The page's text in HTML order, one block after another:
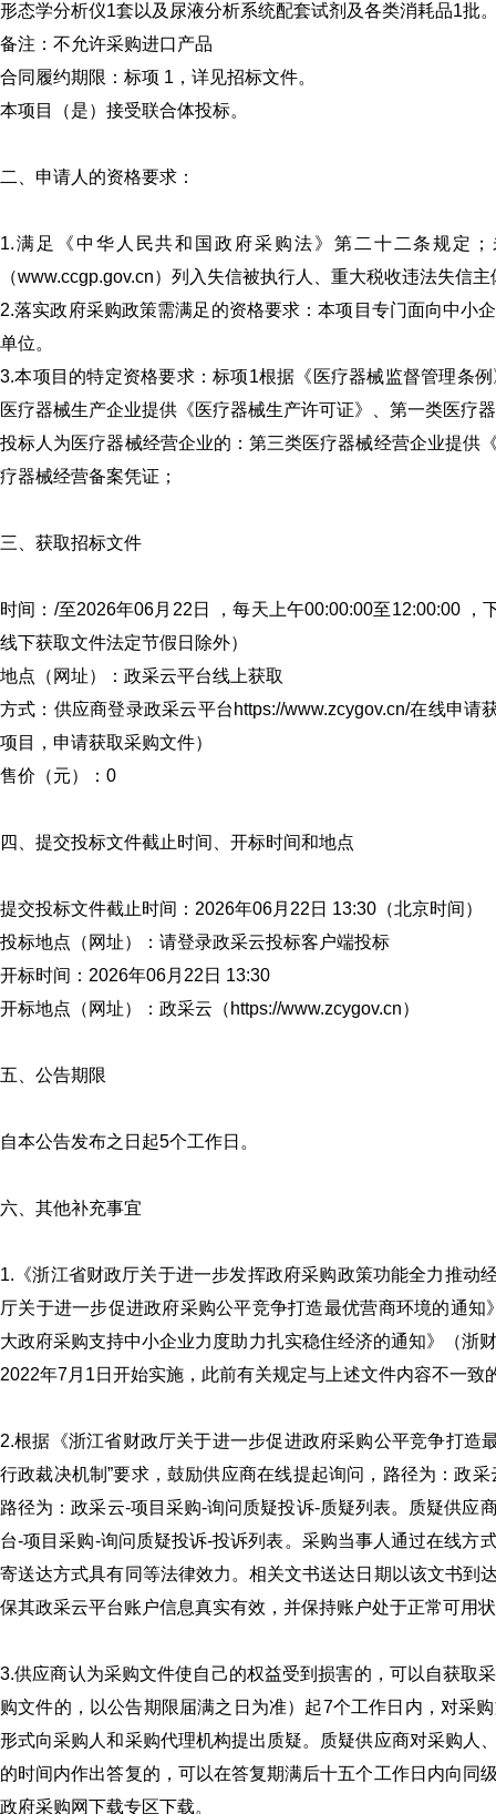
形态学分析仪1套以及尿液分析系统配套试剂及各类消耗品1
备注：不允许采购进口产品
合同履约期限：标项 1，详见招标文件。
本项目（是）接受联合体投标。
二、申请人的资格要求：
1.满足《中华人民共和国政府采购法》第二十二条规定；
（www.ccgp.gov.cn）列入失信被执行人、重大税收违法失信
2.落实政府采购政策需满足的资格要求：本项目专门面向中小
单位。
3.本项目的特定资格要求：标项1根据《医疗器械监督管理条
医疗器械生产企业提供《医疗器械生产许可证》、第一类医疗
投标人为医疗器械经营企业的：第三类医疗器械经营企业提供
疗器械经营备案凭证；
三、获取招标文件
时间：/至2026年06月22日 ，每天上午00:00:00至12:00:00
线下获取文件法定节假日除外）
地点（网址）：政采云平台线上获取
方式：供应商登录政采云平台https://www.zcygov.cn/在线申请
项目，申请获取采购文件）
售价（元）：0
四、提交投标文件截止时间、开标时间和地点
提交投标文件截止时间：2026年06月22日 13:30（北京时间）
投标地点（网址）：请登录政采云投标客户端投标
开标时间：2026年06月22日 13:30
开标地点（网址）：政采云（https://www.zcygov.cn）
五、公告期限
自本公告发布之日起5个工作日。
六、其他补充事宜
1.《浙江省财政厅关于进一步发挥政府采购政策功能全力推
厅关于进一步促进政府采购公平竞争打造最优营商环境的通
大政府采购支持中小企业力度助力扎实稳住经济的通知》（浙
2022年7月1日开始实施，此前有关规定与上述文件内容不一致
2.根据《浙江省财政厅关于进一步促进政府采购公平竞争打造
行政裁决机制”要求，鼓励供应商在线提起询问，路径为：政
路径为：政采云-项目采购-询问质疑投诉-质疑列表。质疑供应
台-项目采购-询问质疑投诉-投诉列表。采购当事人通过在线方
寄送达方式具有同等法律效力。相关文书送达日期以该文书到
保其政采云平台账户信息真实有效，并保持账户处于正常可用
3.供应商认为采购文件使自己的权益受到损害的，可以自获取
购文件的，以公告期限届满之日为准）起7个工作日内，对采
形式向采购人和采购代理机构提出质疑。质疑供应商对采购人
的时间内作出答复的，可以在答复期满后十五个工作日内向同
政府采购网下载专区下载。